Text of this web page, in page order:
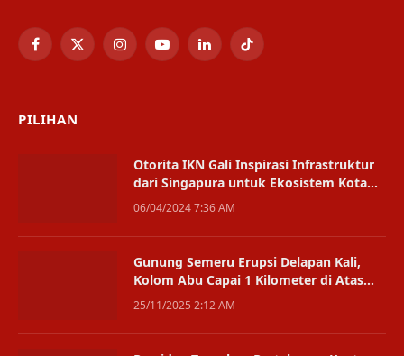
Facebook
X
InstagramYouTubeLinkedInTikTok
PILIHAN
Otorita IKN Gali Inspirasi Infrastruktur
dari Singapura untuk Ekosistem Kota
yang Modern dan Berkelanjutan
06/04/2024 7:36 AM
Gunung Semeru Erupsi Delapan Kali,
Kolom Abu Capai 1 Kilometer di Atas
Puncak
25/11/2025 2:12 AM